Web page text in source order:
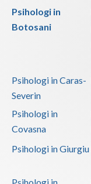
Psihologi in
Botosani
Psihologi in Caras-
Severin
Psihologi in
Covasna
Psihologi in Giurgiu
Psihologi in